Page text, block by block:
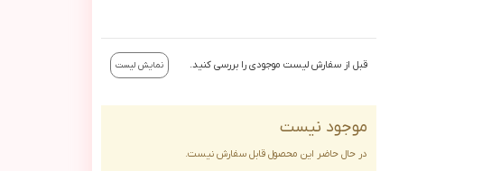
قبل از سفارش لیست موجودی را بررسی کنید. نمایش لیست
موجود نیست
در حال حاضر این محصول قابل سفارش نیست.